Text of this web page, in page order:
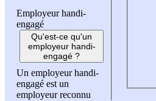
Employeur handi-
engagé
Qu'est-ce qu'un
employeur handi-
engagé ?
Un employeur handi-
engagé est un
employeur reconnu